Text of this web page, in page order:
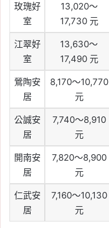
玫瑰好
室
13,020～
17,730 元
江翠好
室
13,630～
17,490 元
鶯陶安
居
8,170～10,770
元
公誠安
居
7,740～8,910
元
開南安
居
7,820～8,900
元
仁武安
居
7,160～10,130
元